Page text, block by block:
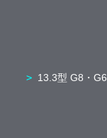
13.3型 G8・G6